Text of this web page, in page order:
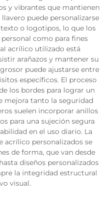
y vibrantes que mantienen
puede personalizarse
o logotipos, lo que los
como para fines
acrílico utilizado está
arañazos y mantener su
puede ajustarse entre
específicos. El proceso
los bordes para lograr un
mejora tanto la seguridad
suelen incorporar anillos
para una sujeción segura
en el uso diario. La
acrílico personalizados se
de forma, que van desde
diseños personalizados
la integridad estructural
visual.